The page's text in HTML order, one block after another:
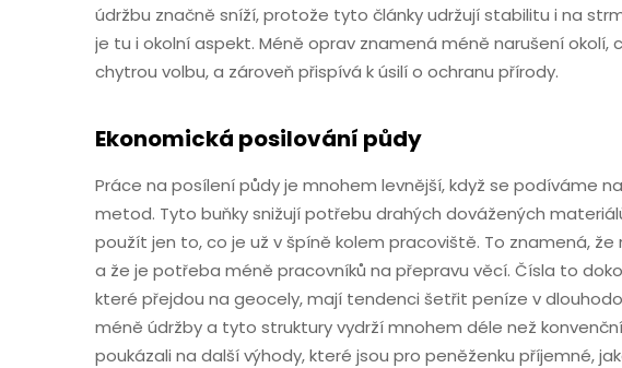
údržbu značně sníží, protože tyto články udržují stabilitu i na
je tu i okolní aspekt. Méně oprav znamená méně narušení okolí,
chytrou volbu, a zároveň přispívá k úsilí o ochranu přírody.
Ekonomická posilování půdy
Práce na posílení půdy je mnohem levnější, když se podíváme
metod. Tyto buňky snižují potřebu drahých dovážených
použít jen to, co je už v špíně kolem pracoviště. To znamená,
a že je potřeba méně pracovníků na přepravu věcí. Čísla to
které přejdou na geocely, mají tendenci šetřit peníze v
méně údržby a tyto struktury vydrží mnohem déle než
poukázali na další výhody, které jsou pro peněženku příjemné,